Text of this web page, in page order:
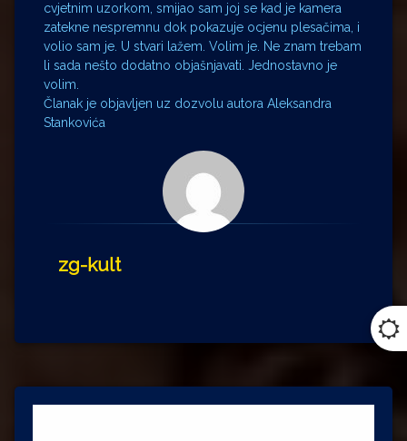
cvjetnim uzorkom, smijao sam joj se kad je kamera
zatekne nespremnu dok pokazuje ocjenu plesačima, i
volio sam je. U stvari lažem. Volim je. Ne znam trebam
li sada nešto dodatno objašnjavati. Jednostavno je
volim.
Članak je objavljen uz dozvolu autora Aleksandra
Stankovića
zg-kult